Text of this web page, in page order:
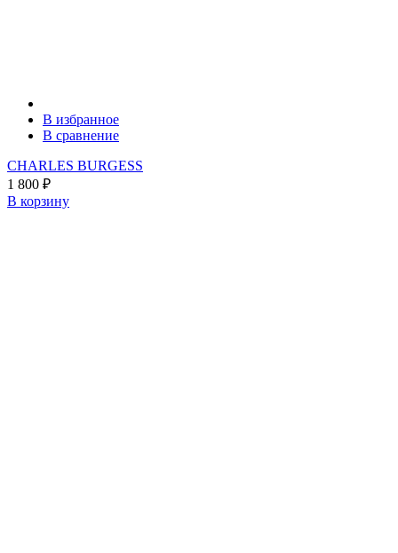
В избранное
В сравнение
CHARLES BURGESS
1 800 ₽
В корзину